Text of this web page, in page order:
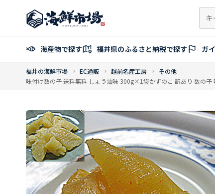
ン
へ
海産物で探す 福井県のふるさと納税で探す ガ
福井の海鮮市場 EC通販 越前名産工房
その他
味付け数の子 送料無料 しょう油味 300g×1袋かずのこ 訳あり 数の